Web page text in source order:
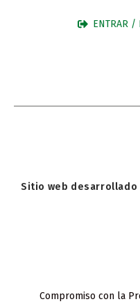
ENTRAR /
Sitio web desarrollado
Compromiso con la